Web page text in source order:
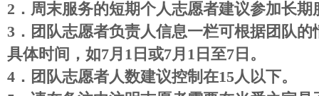
2 ． 周末服务的短期个人志愿者建议参加长
3 ． 团队志愿者负责人信息一栏可根据团队
具体时间，如7月 1 日或7月 1 日至7 日。
4 ． 团队志愿者人数建议控制在15人以下。